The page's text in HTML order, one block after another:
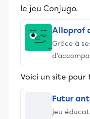
le jeu Conjugo.
Alloprof
Grâce à
et leurs
Voici un site pour
Futur
jeu